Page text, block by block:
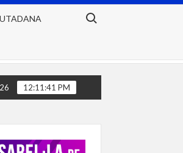
Search for:
l’avinguda Baix Penedès ja està
12:11:42 PM